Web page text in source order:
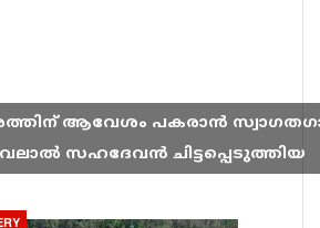
ആവേശം പകരാൻ
സഹദേവൻ ചിട്ടപ്പെടുത്തിയ